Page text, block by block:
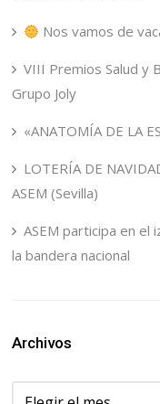
Nos vamos de
VIII Premios Salud y
Grupo Joly
«ANATOMÍA DE LA
LOTERÍA DE
ASEM (Sevilla)
ASEM participa en el
la bandera nacional
Archivos
Archivos